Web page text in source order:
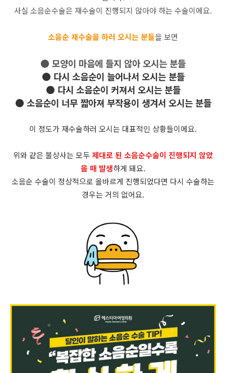
사실 소음순수술은 재수술이 진행되지 않아야 하는 수술이에요.
소음순 재수술을 하러 오시는 분들을 보면
● 모양이 마음에 들지 않아 오시는 분들
● 다시 소음순이 늘어나서 오시는 분들
● 다시 소음순이 커져서 오시는 분들
● 소음순이 너무 짧아져 부작용이 생겨서 오시는 분들
이 정도가 재수술하러 오시는 대표적인 상황들이에요.
위와 같은 불상사는 모두 제대로 된 소음순수술이 진행되지 않았
을 때 발생하게 돼요.
소음순 수술이 정상적으로 올바르게 진행되었다면 다시 수술하는
경우는 거의 없어요.